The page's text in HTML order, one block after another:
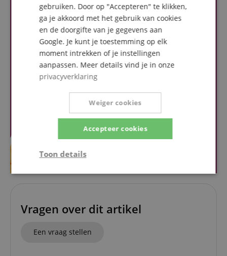
Vragen over dit artikel
Een vraag stellen
gebruiken. Door op "Accepteren" te klikken,
ga je akkoord met het gebruik van cookies
en de doorgifte van je gegevens aan
Google. Je kunt je toestemming op elk
moment intrekken of je instellingen
aanpassen. Meer details vind je in onze
privacyverklaring
Accepteer cookies
Weiger cookies
Toon details
Strikt
Prestatie Gericht op